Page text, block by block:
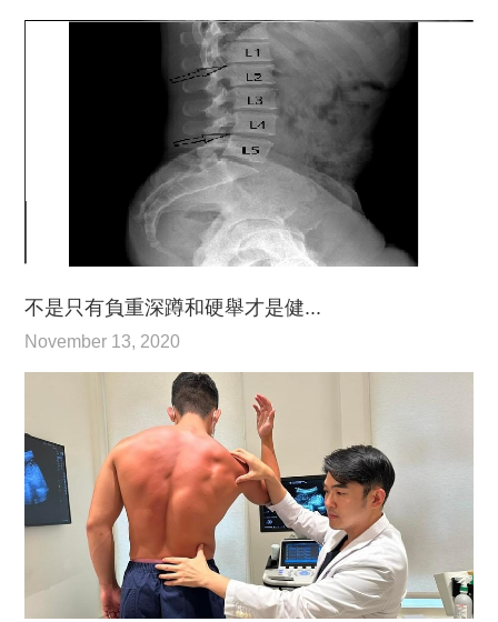
不是只有負重深蹲和硬舉才是健...
November 13, 2020